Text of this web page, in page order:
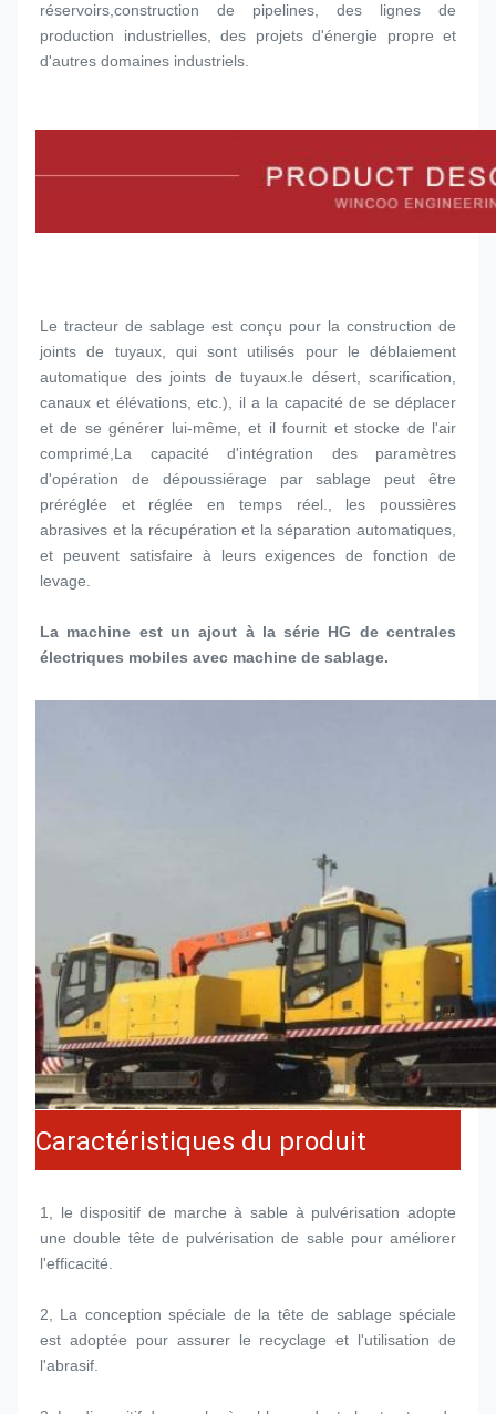
réservoirs,construction de pipelines, des lignes de
production industrielles, des projets d'énergie propre et
d'autres domaines industriels.
Le tracteur de sablage est conçu pour la construction de
joints de tuyaux, qui sont utilisés pour le déblaiement
automatique des joints de tuyaux.le désert, scarification,
canaux et élévations, etc.), il a la capacité de se déplacer
et de se générer lui-même, et il fournit et stocke de l'air
comprimé,La capacité d'intégration des paramètres
d'opération de dépoussiérage par sablage peut être
préréglée et réglée en temps réel., les poussières
abrasives et la récupération et la séparation automatiques,
et peuvent satisfaire à leurs exigences de fonction de
levage.
La machine est un ajout à la série HG de centrales
électriques mobiles avec machine de sablage.
Caractéristiques du produit
1, le dispositif de marche à sable à pulvérisation adopte
une double tête de pulvérisation de sable pour améliorer
l'efficacité.
2, La conception spéciale de la tête de sablage spéciale
est adoptée pour assurer le recyclage et l'utilisation de
l'abrasif.